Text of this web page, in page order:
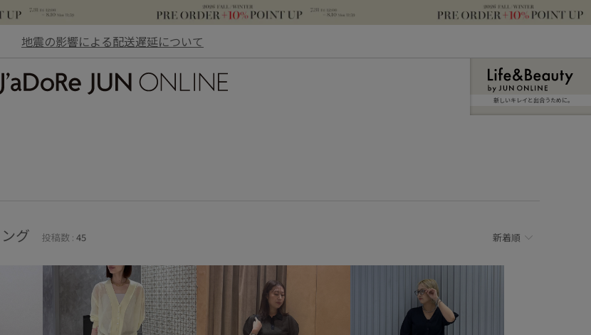
地震の影響による配送遅延について
新しいキレイと出合うために。
グ 投稿数 : 45 新着順